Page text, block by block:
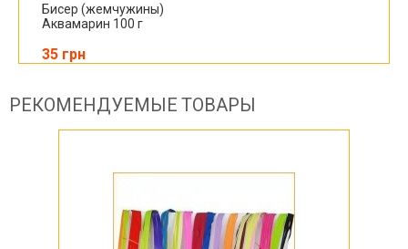
Бисер (жемчужины)
Аквамарин 100 г
35 грн
РЕКОМЕНДУЕМЫЕ ТОВАРЫ